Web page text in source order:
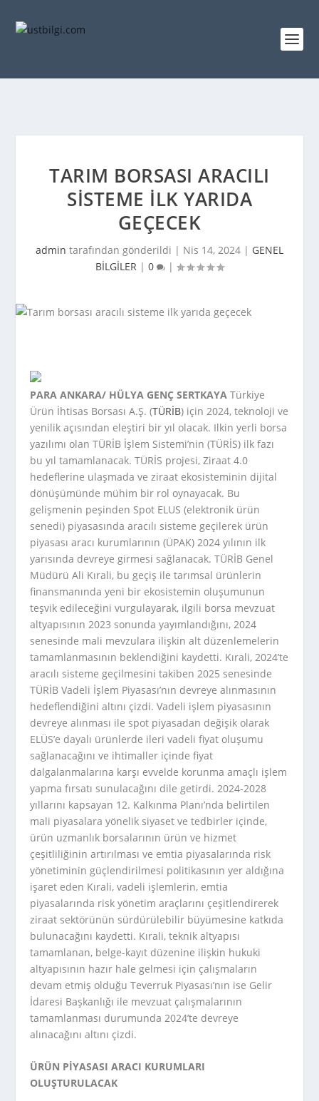
TARIM BORSASI ARACILI
SISTEME ILK YARIDA
GEÇECEK
admin tarafından gönderildi | Nis 14, 2024 | GENEL
BİLGİLER | 0 |
PARA ANKARA/ HÜLYA GENÇ SERTKAYA Türkiye
Ürün İhtisas Borsası A.Ş. (TÜRİB) için 2024, teknoloji ve
yenilik açısından eleştiri bir yıl olacak. Ilkin yerli borsa
yazılımı olan TÜRİB İşlem Sistemi’nin (TÜRİS) ilk fazı
bu yıl tamamlanacak. TÜRİS projesi, Ziraat 4.0
hedeflerine ulaşmada ve ziraat ekosisteminin dijital
dönüşümünde mühim bir rol oynayacak. Bu
gelişmenin peşinden Spot ELUS (elektronik ürün
senedi) piyasasında aracılı sisteme geçilerek ürün
piyasası aracı kurumlarının (ÜPAK) 2024 yılının ilk
yarısında devreye girmesi sağlanacak. TÜRİB Genel
Müdürü Ali Kırali, bu geçiş ile tarımsal ürünlerin
finansmanında yeni bir ekosistemin oluşumunun
teşvik edileceğini vurgulayarak, ilgili borsa mevzuat
altyapısının 2023 sonunda yayımlandığını, 2024
senesinde mali mevzulara ilişkin alt düzenlemelerin
tamamlanmasının beklendiğini kaydetti. Kırali, 2024’te
aracılı sisteme geçilmesini takiben 2025 senesinde
TÜRİB Vadeli İşlem Piyasası’nın devreye alınmasının
hedeflendiğini altını çizdi. Vadeli işlem piyasasının
devreye alınması ile spot piyasadan değişik olarak
ELÜS’e dayalı ürünlerde ileri vadeli fiyat oluşumu
sağlanacağını ve ihtimaller içinde fiyat
dalgalanmalarına karşı evvelde korunma amaçlı işlem
yapma fırsatı sunulacağını dile getirdi. 2024-2028
yıllarını kapsayan 12. Kalkınma Planı’nda belirtilen
mali piyasalara yönelik siyaset ve tedbirler içinde,
ürün uzmanlık borsalarının ürün ve hizmet
çeşitliliğinin artırılması ve emtia piyasalarında risk
yönetiminin güçlendirilmesi politikasının yer aldığına
işaret eden Kırali, vadeli işlemlerin, emtia
piyasalarında risk yönetim araçlarını çeşitlendirerek
ziraat sektörünün sürdürülebilir büyümesine katkıda
bulunacağını kaydetti. Kırali, teknik altyapısı
tamamlanan, belge-kayıt düzenine ilişkin hukuki
altyapısının hazır hale gelmesi için çalışmaların
devam etmiş olduğu Teverruk Piyasası’nın ise Gelir
İdaresi Başkanlığı ile mevzuat çalışmalarının
tamamlanması durumunda 2024’te devreye
alınacağını altını çizdi.
ÜRÜN PİYASASI ARACI KURUMLARI
OLUŞTURULACAK